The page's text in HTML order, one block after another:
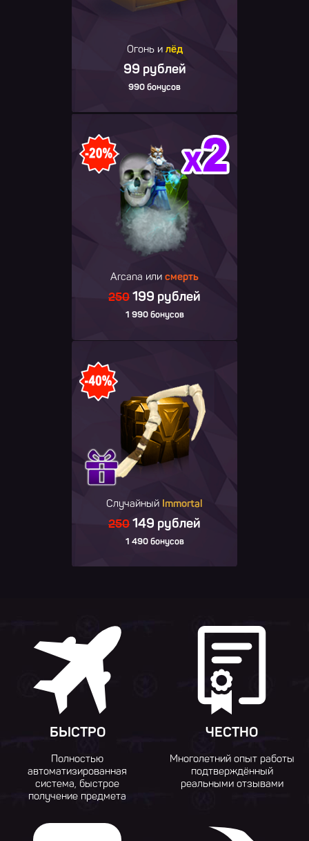
Огонь и лёд
99 рублей
990 бонусов
Arcana или смерть
250 199 рублей
1 990 бонусов
Случайный Immortal
250 149 рублей
1 490 бонусов
БЫСТРО
Полностью
автоматизированная
система, быстрое
получение предмета
ЧЕСТНО
Многолетний опыт работы
подтверждённый
реальными отзывами